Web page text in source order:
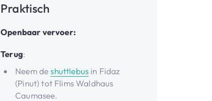
Praktisch
Openbaar vervoer:
Terug:
Neem deshuttlebus in Fidaz
(Pinut) tot Flims Waldhaus
Caumasee.